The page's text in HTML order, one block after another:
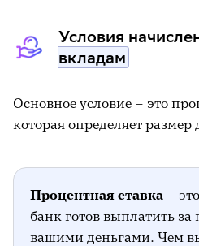
предлагается более
Условия
вкладам
Основное условие – это
которая определяет размер
Процентная ставка –
банк готов выплатить за
вашими деньгами. Чем